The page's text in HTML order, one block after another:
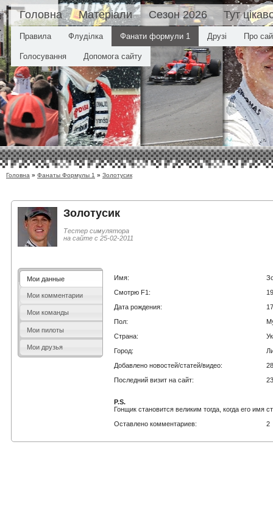
Головна Матеріали Сезон 2026 Тут
Правила Флуділка Фанати формули 1 Друзі Про
Голосування Допомога сайту
Головна » Фанаты Формулы 1 » Золотусик
Золотусик
Тестер симулятора
на сайте с 25-02-2011
Мои данные
Мои комментарии
Мои команды
Мои пилоты
Мои друзья
Имя:
Смотрю F1:
Дата рождения:
Пол:
Страна:
Город:
Добавлено новостей/статей/видео:
Последний визит на сайт:
P.S.
Гонщик становится великим тогда, когда его имя
Оставлено комментариев:
2